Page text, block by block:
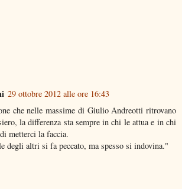
29 ottobre 2012 alle ore 16:43
che nelle massime di Giulio Andreotti ritrovano
la differenza sta sempre in chi le attua e in chi
metterci la faccia.
degli altri si fa peccato, ma spesso si indovina."